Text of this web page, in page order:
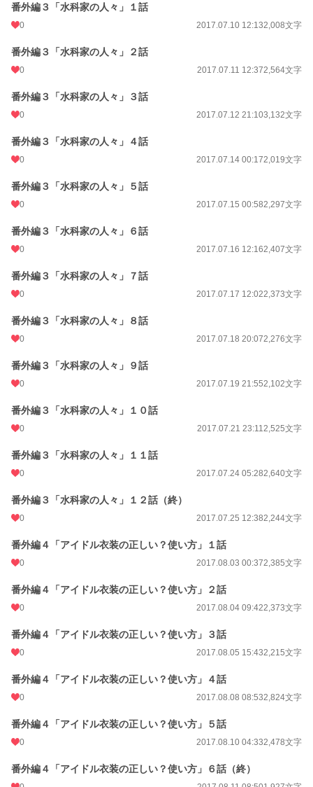
累計ポイント
番外編３「水科家の人々」１話
0 2017.07.10 12:132,008文字
番外編３「水科家の人々」２話
0 2017.07.11 12:372,564文字
番外編３「水科家の人々」３話
0 2017.07.12 21:103,132文字
番外編３「水科家の人々」４話
0 2017.07.14 00:172,019文字
番外編３「水科家の人々」５話
0 2017.07.15 00:582,297文字
番外編３「水科家の人々」６話
0 2017.07.16 12:162,407文字
番外編３「水科家の人々」７話
0 2017.07.17 12:022,373文字
番外編３「水科家の人々」８話
0 2017.07.18 20:072,276文字
番外編３「水科家の人々」９話
0 2017.07.19 21:552,102文字
番外編３「水科家の人々」１０話
0 2017.07.21 23:112,525文字
番外編３「水科家の人々」１１話
0 2017.07.24 05:282,640文字
番外編３「水科家の人々」１２話（終）
0 2017.07.25 12:382,244文字
番外編４「アイドル衣装の正しい？使い方」１話
0 2017.08.03 00:372,385文字
番外編４「アイドル衣装の正しい？使い方」２話
0 2017.08.04 09:422,373文字
番外編４「アイドル衣装の正しい？使い方」３話
0 2017.08.05 15:432,215文字
番外編４「アイドル衣装の正しい？使い方」４話
0 2017.08.08 08:532,824文字
番外編４「アイドル衣装の正しい？使い方」５話
0 2017.08.10 04:332,478文字
番外編４「アイドル衣装の正しい？使い方」６話（終）